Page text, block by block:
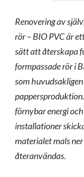
Renovering av
rör – BIO PVC är
sätt att återskapa
formpassade rör i
som
förnybar energi
installationer
materialet mals
återanvändas.